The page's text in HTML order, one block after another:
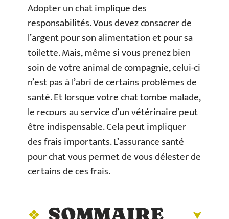
Adopter un chat implique des
responsabilités. Vous devez consacrer de
l’argent pour son alimentation et pour sa
toilette. Mais, même si vous prenez bien
soin de votre animal de compagnie, celui-ci
n’est pas à l’abri de certains problèmes de
santé. Et lorsque votre chat tombe malade,
le recours au service d’un vétérinaire peut
être indispensable. Cela peut impliquer
des frais importants. L’assurance santé
pour chat vous permet de vous délester de
certains de ces frais.
SOMMAIRE